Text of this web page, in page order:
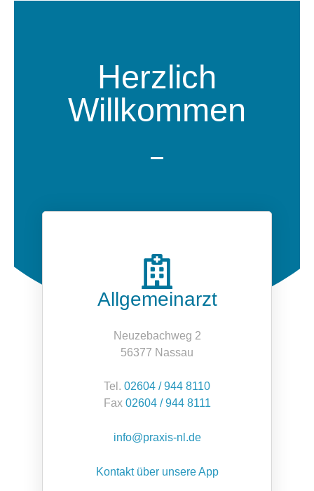
Herzlich
Willkommen
Allgemeinarzt
Neuzebachweg 2
56377 Nassau
Tel. 02604 / 944 8110
Fax 02604 / 944 8111
info@praxis-nl.de
Kontakt über unsere App